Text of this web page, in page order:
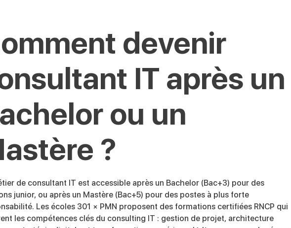
devenir
IT après un
ou un
?
de consultant IT est accessible après un Bachelor (Bac+3) pour des
junior, ou après un Mastère (Bac+5) pour des postes à plus forte
Les écoles 301 × PMN proposent des formations certifiées RNCP qui
les compétences clés du consulting IT : gestion de projet, architecture